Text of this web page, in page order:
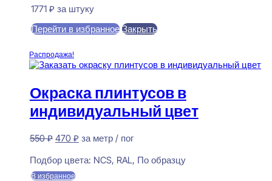
1771 ₽ за штуку
Перейти в избранное Закрыть
Распродажа!
Окраска плинтусов в
индивидуальный цвет
550₽ Первоначальная
составляла
550 ₽.
470 ₽Текущая
470 ₽.
за метр / пог
Подбор цвета: NCS, RAL, По образцу
В избранное